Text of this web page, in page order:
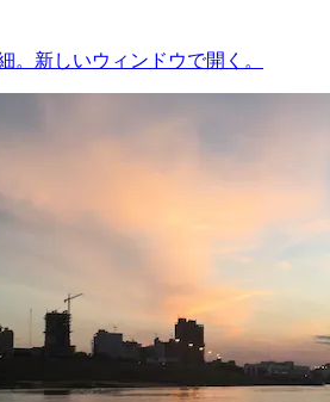
。新しいウィンドウで開く。